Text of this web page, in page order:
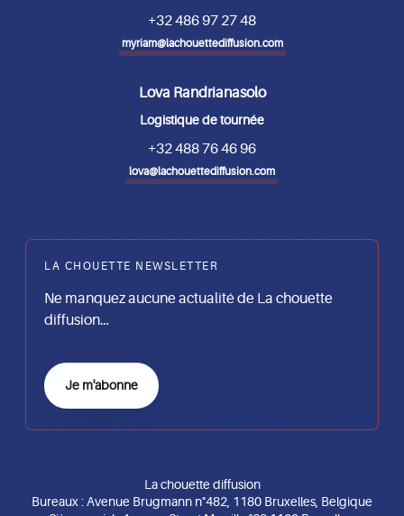
+32 486 97 27 48
myriam@lachouettediffusion.com
Lova Randrianasolo
Logistique de tournée
+32 488 76 46 96
lova@lachouettediffusion.com
LA CHOUETTE NEWSLETTER
Ne manquez aucune actualité de La chouette
diffusion…
Je m'abonne
La chouette diffusion
Bureaux : Avenue Brugmann n°482, 1180 Bruxelles, Belgique